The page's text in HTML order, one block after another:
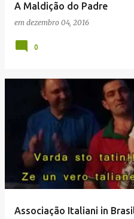
A Maldição do Padre
em dezembro 04, 2016
0
Associação Italiani in